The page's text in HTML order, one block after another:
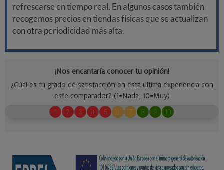
refrescarse en tiempo real. En algunos casos también
recogemos precios en tiendas físicas que se actualizan
con otra periodicidad más alta.